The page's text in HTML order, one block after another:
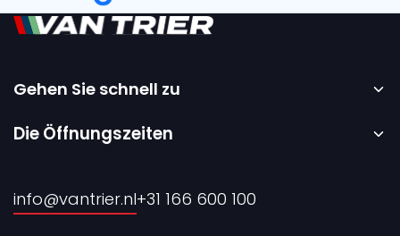
Gehen Sie schnell zu
Startseite
Verkauf
Über uns
Die Öffnungszeiten
info@vantrier.nl+31 166 600 100